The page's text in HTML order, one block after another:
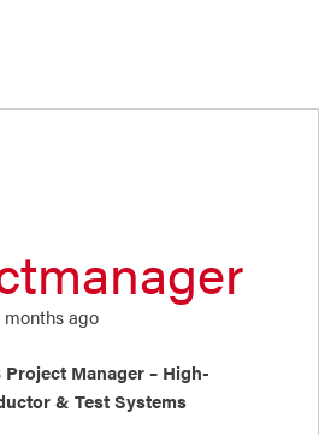
months ago
Project Manager – High-
& Test Systems